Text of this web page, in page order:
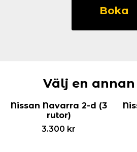
mängd
Boka
Välj en
Nissan Navarra 2-d (3
rutor)
3.300 kr